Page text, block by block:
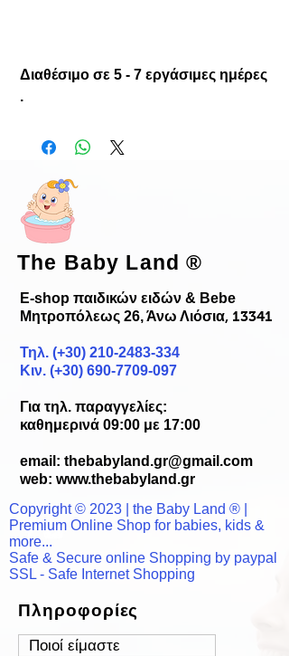
Διαθέσιμο σε 5 - 7 εργάσιμες ημέρες
.
The Baby Land®
E-shop παιδικών ειδών & Bebe
Μητροπόλεως 26, Άνω Λιόσια, 13341
Τηλ. (+30) 210-2483-334
Κιν. (+30) 690-7709-097
Για τηλ. παραγγελίες:
καθημερινά 09:00 με 17:00
email: thebabyland.gr@gmail.com
web: www.thebabyland.gr
Copyright © 2023 | the Baby Land ® |
Premium Online Shop for babies, kids &
more...
Safe & Secure online Shopping by paypal
SSL - Safe Internet Shopping
Πληροφορίες
Ποιοί είμαστε